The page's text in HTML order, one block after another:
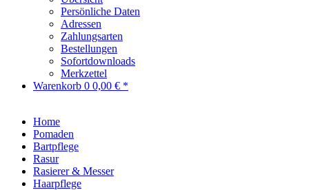
Persönliche Daten
Adressen
Zahlungsarten
Bestellungen
Sofortdownloads
Merkzettel
Warenkorb 0 0,00 € *
Home
Pomaden
Bartpflege
Rasur
Rasierer & Messer
Haarpflege